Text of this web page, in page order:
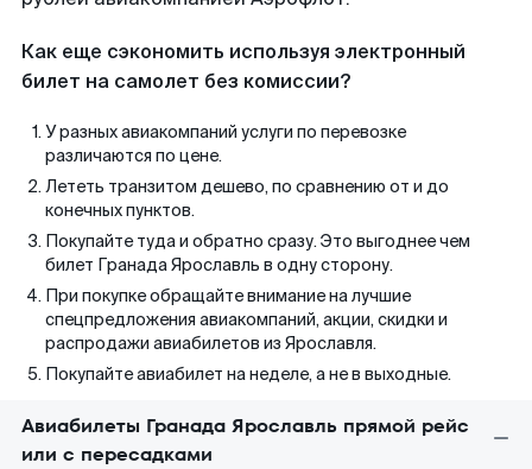
Как еще сэкономить используя электронный
билет на самолет без комиссии?
У разных авиакомпаний услуги по перевозке
различаются по цене.
Лететь транзитом дешево, по сравнению от и до
конечных пунктов.
Покупайте туда и обратно сразу. Это выгоднее чем
билет Гранада Ярославль в одну сторону.
При покупке обращайте внимание на лучшие
спецпредложения авиакомпаний, акции, скидки и
распродажи авиабилетов из Ярославля.
Покупайте авиабилет на неделе, а не в выходные.
Авиабилеты Гранада Ярославль прямой рейс
или с пересадками